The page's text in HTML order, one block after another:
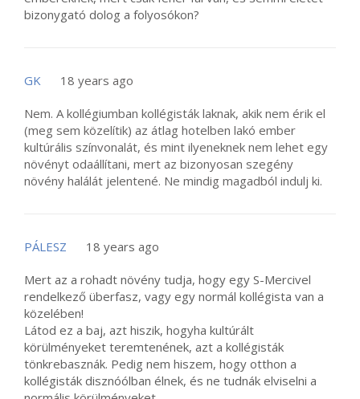
bizonygató dolog a folyosókon?
GK 18 years ago
Nem. A kollégiumban kollégisták laknak, akik nem érik el
(meg sem közelítik) az átlag hotelben lakó ember
kultúrális színvonalát, és mint ilyeneknek nem lehet egy
növényt odaállítani, mert az bizonyosan szegény
növény halálát jelentené. Ne mindig magadból indulj ki.
PÁLESZ 18 years ago
Mert az a rohadt növény tudja, hogy egy S-Mercivel
rendelkező überfasz, vagy egy normál kollégista van a
közelében!
Látod ez a baj, azt hiszik, hogyha kultúrált
körülményeket teremtenének, azt a kollégisták
tönkrebasznák. Pedig nem hiszem, hogy otthon a
kollégisták disznóólban élnek, és ne tudnák elviselni a